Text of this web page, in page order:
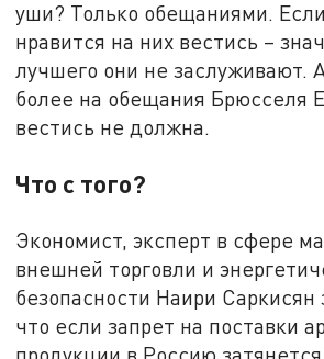
уши? Только обещаниями.
нравится на них вестись –
лучшего они не заслуживают.
более на обещания Брюсселя
вестись не должна.
Что с того?
Экономист, эксперт в сфере
внешней торговли и
безопасности Наири Саркисян
что если запрет на поставки